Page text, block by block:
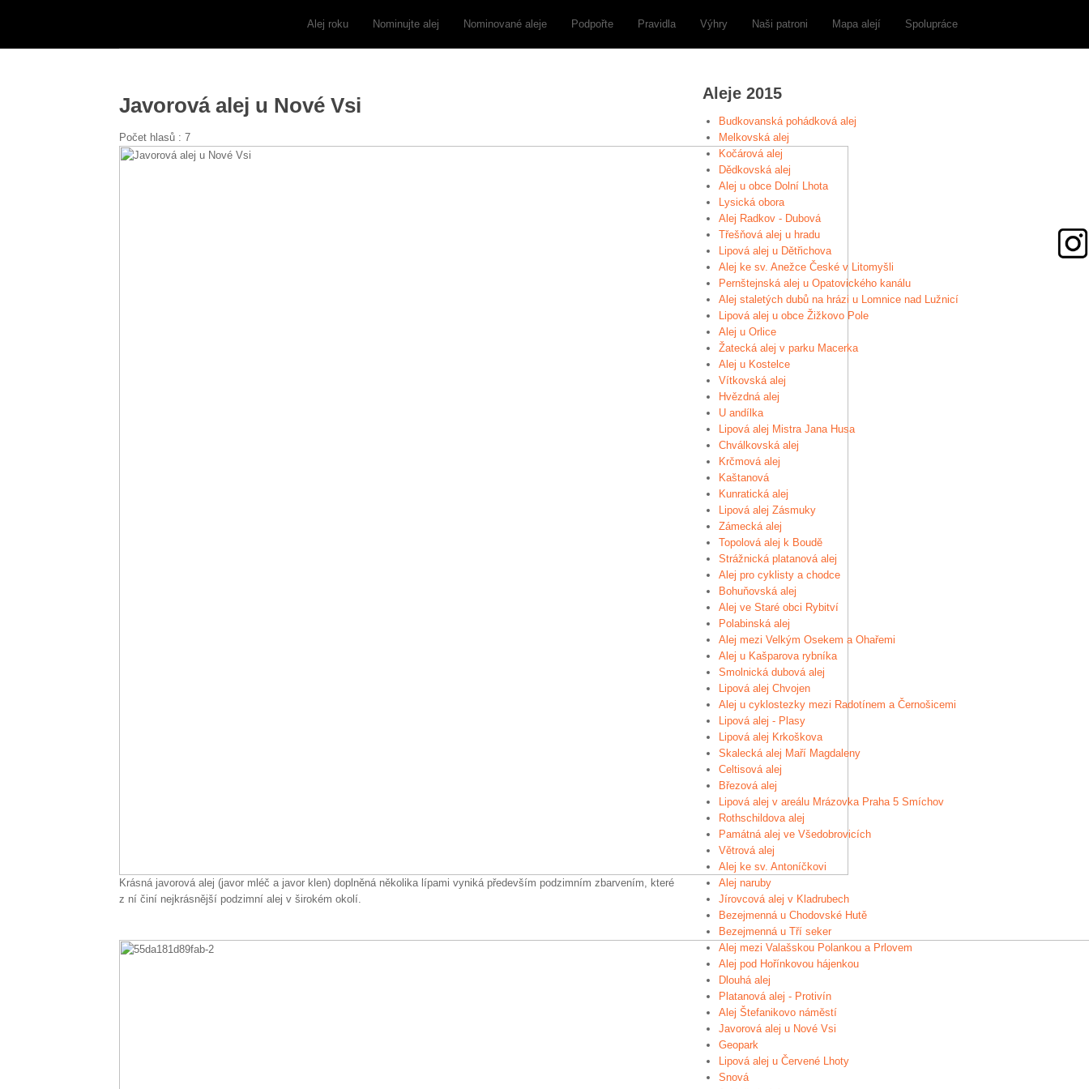
Alej roku Nominujte alej Nominované aleje Podpořte Pravidla Výhry Naši patroni Mapa alejí Spolupráce
Javorová alej u Nové Vsi
Počet hlasů : 7
Krásná javorová alej (javor mléč a javor klen) doplněná několika lípami vyniká především podzimním zbarvením, které
z ní činí nejkrásnější podzimní alej v širokém okolí.
Aleje 2015
Budkovanská pohádková alej
Melkovská alej
Kočárová alej
Dědkovská alej
Alej u obce Dolní Lhota
Lysická obora
Alej Radkov - Dubová
Třešňová alej u hradu
Lipová alej u Dětřichova
Alej ke sv. Anežce České v Litomyšli
Pernštejnská alej u Opatovického kanálu
Alej staletých dubů na hrázi u Lomnice nad Lužnicí
Lipová alej u obce Žižkovo Pole
Alej u Orlice
Žatecká alej v parku Macerka
Alej u Kostelce
Vítkovská alej
Hvězdná alej
U andílka
Lipová alej Mistra Jana Husa
Chválkovská alej
Krčmová alej
Kaštanová
Kunratická alej
Lipová alej Zásmuky
Zámecká alej
Topolová alej k Boudě
Strážnická platanová alej
Alej pro cyklisty a chodce
Bohuňovská alej
Alej ve Staré obci Rybitví
Polabinská alej
Alej mezi Velkým Osekem a Ohařemi
Alej u Kašparova rybníka
Smolnická dubová alej
Lipová alej Chvojen
Alej u cyklostezky mezi Radotínem a Černošicemi
Lipová alej - Plasy
Lipová alej Krkoškova
Skalecká alej Maří Magdaleny
Celtisová alej
Březová alej
Lipová alej v areálu Mrázovka Praha 5 Smíchov
Rothschildova alej
Památná alej ve Všedobrovicích
Větrová alej
Alej ke sv. Antoníčkovi
Alej naruby
Jírovcová alej v Kladrubech
Bezejmenná u Chodovské Hutě
Bezejmenná u Tří seker
Alej mezi Valašskou Polankou a Prlovem
Alej pod Hořínkovou hájenkou
Dlouhá alej
Platanová alej - Protivín
Alej Štefanikovo náměstí
Javorová alej u Nové Vsi
Geopark
Lipová alej u Červené Lhoty
Snová